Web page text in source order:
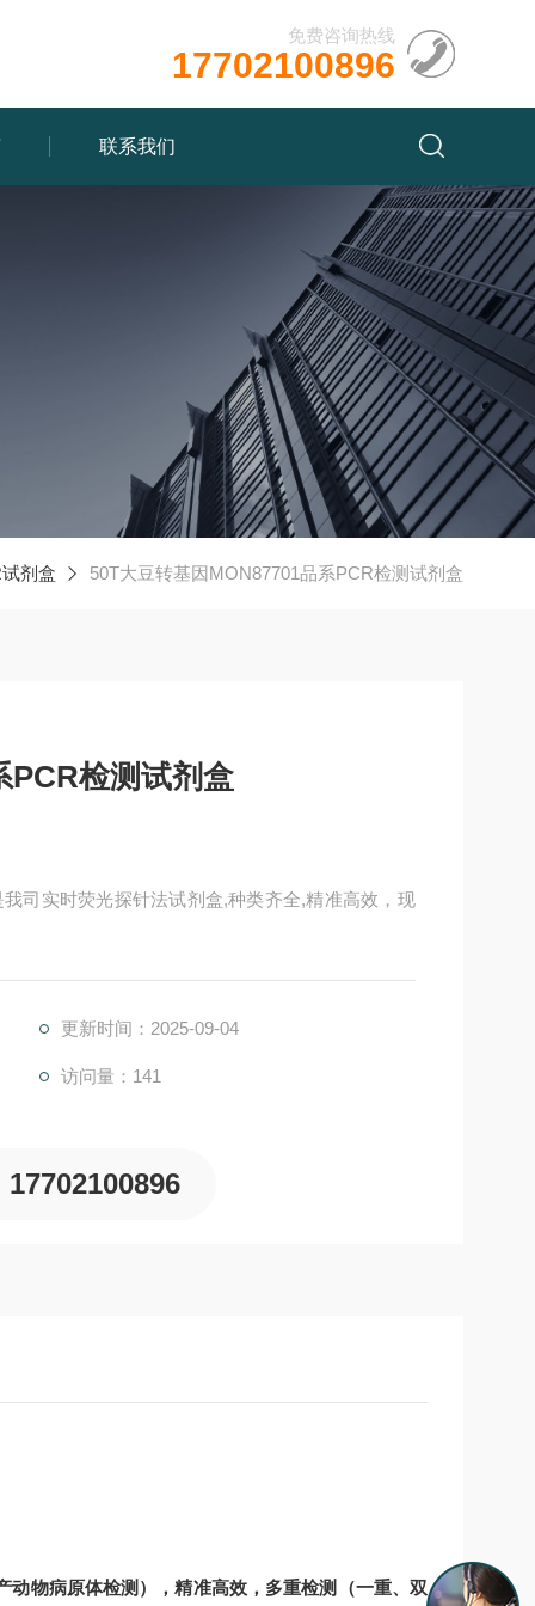
免费咨询热线
17702100896
联系我们
剂盒 50T大豆转基因MON87701品系PCR检测试剂盒
PCR检测试剂盒
司实时荧光探针法试剂盒,种类齐全,精准高效，现
更新时间：2025-09-04
访问量：141
17702100896
物病原体检测），精准高效，多重检测（一重、双